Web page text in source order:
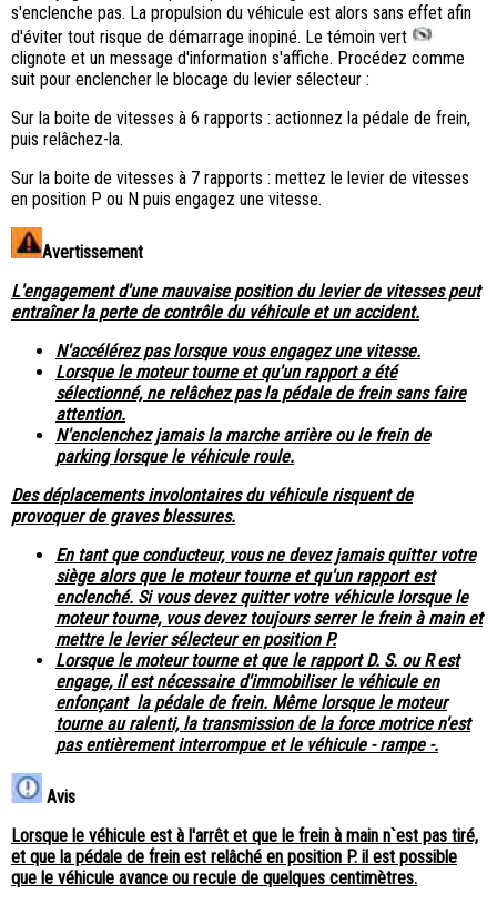
s'enclenche pas. La propulsion du véhicule est alors sans effet afin
d'éviter tout risque de démarrage inopiné. Le témoin vert
clignote et un message d'information s'affiche. Procédez comme
suit pour enclencher le blocage du levier sélecteur :
Sur la boite de vitesses à 6 rapports : actionnez la pédale de frein,
puis relâchez-la.
Sur la boite de vitesses à 7 rapports : mettez le levier de vitesses
en position P ou N puis engagez une vitesse.
Avertissement
L'engagement d'une mauvaise position du levier de vitesses peut
entraîner la perte de contrôle du véhicule et un accident.
N'accélérez pas lorsque vous engagez une vitesse.
Lorsque le moteur tourne et qu'un rapport a été
sélectionné, ne relâchez pas la pédale de frein sans faire
attention.
N'enclenchez jamais la marche arrière ou le frein de
parking lorsque le véhicule roule.
Des déplacements involontaires du véhicule risquent de
provoquer de graves blessures.
En tant que conducteur, vous ne devez jamais quitter votre
siège alors que le moteur tourne et qu'un rapport est
enclenché. Si vous devez quitter votre véhicule lorsque le
moteur tourne, vous devez toujours serrer le frein à main et
mettre le levier sélecteur en position P.
Lorsque le moteur tourne et que le rapport D. S. ou R est
engage, il est nécessaire d'immobiliser le véhicule en
enfonçant la pédale de frein. Même lorsque le moteur
tourne au ralenti, la transmission de la force motrice n'est
pas entièrement interrompue et le véhicule - rampe -.
Avis
Lorsque le véhicule est à l'arrêt et que le frein à main n`est pas tiré,
et que la pédale de frein est relâché en position P. il est possible
que le véhicule avance ou recule de quelques centimètres.